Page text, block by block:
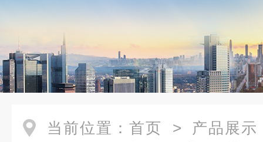
当前位置： 首页 > 产品展示